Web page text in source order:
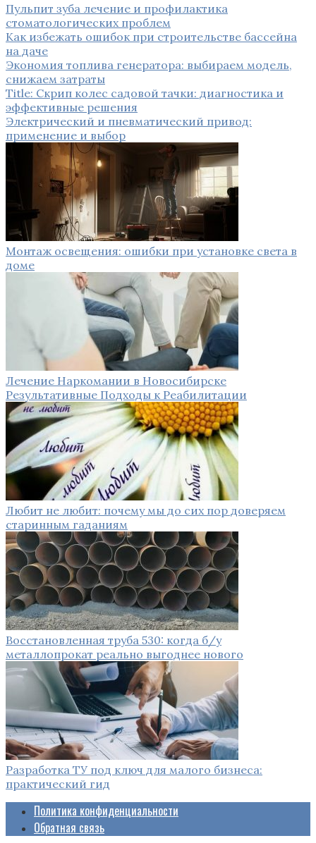
Пульпит зуба лечение и профилактика
стоматологических проблем
Как избежать ошибок при строительстве бассейна
на даче
Экономия топлива генератора: выбираем модель,
снижаем затраты
Title: Скрип колес садовой тачки: диагностика и
эффективные решения
Электрический и пневматический привод:
применение и выбор
Монтаж освещения: ошибки при установке света в
доме
Лечение Наркомании в Новосибирске
Результативные Подходы к Реабилитации
Любит не любит: почему мы до сих пор доверяем
старинным гаданиям
Восстановленная труба 530: когда б/у
металлопрокат реально выгоднее нового
Разработка ТУ под ключ для малого бизнеса:
практический гид
Политика конфиденциальности
Обратная связь